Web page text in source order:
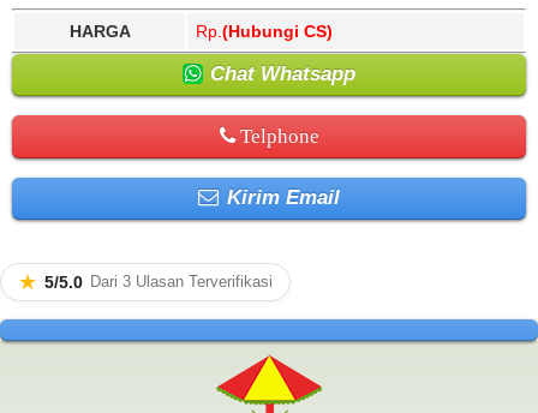
HARGA Rp. (Hubungi CS)
Chat Whatsapp
Telphone
Kirim Email
★ 5/5.0 Dari 3 Ulasan Terverifikasi